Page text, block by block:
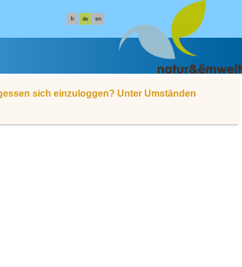
fr de en
sich einzuloggen? Unter Umständen